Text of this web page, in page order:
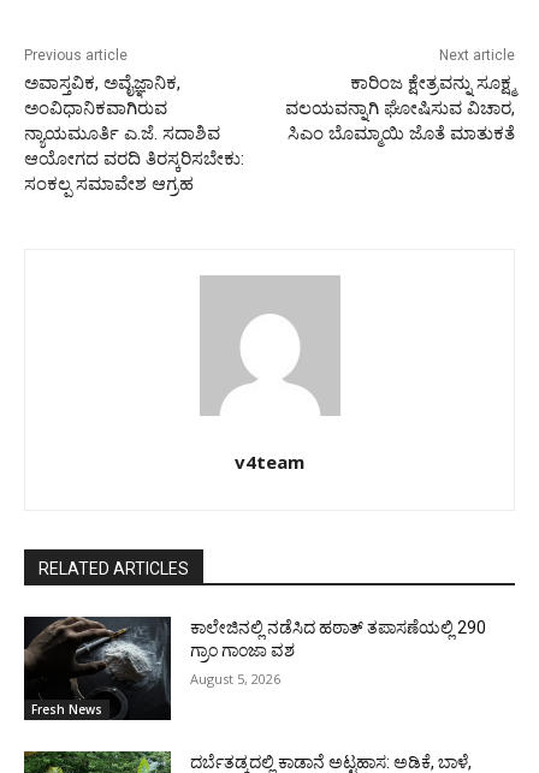
Previous article
ಅವಾಸ್ತವಿಕ, ಅವೈಜ್ಞಾನಿಕ,
ಅಂವಿಧಾನಿಕವಾಗಿರುವ
ನ್ಯಾಯಮೂರ್ತಿ ಎ.ಜೆ. ಸದಾಶಿವ
ಆಯೋಗದ ವರದಿ ತಿರಸ್ಕರಿಸಬೇಕು:
ಸಂಕಲ್ಪ ಸಮಾವೇಶ ಆಗ್ರಹ
Next article
ಕಾರಿಂಜ ಕ್ಷೇತ್ರವನ್ನು ಸೂಕ್ಷ್ಮ
ವಲಯವನ್ನಾಗಿ ಘೋಷಿಸುವ ವಿಚಾರ,
ಸಿಎಂ ಬೊಮ್ಮಾಯಿ ಜೊತೆ ಮಾತುಕತೆ
v4team
RELATED ARTICLES
Fresh News
ಕಾಲೇಜಿನಲ್ಲಿ ನಡೆಸಿದ ಹಠಾತ್ ತಪಾಸಣೆಯಲ್ಲಿ 290
ಗ್ರಾಂ ಗಾಂಜಾ ವಶ
August 5, 2026
ದರ್ಬೆತಡ್ಕದಲ್ಲಿ ಕಾಡಾನೆ ಅಟ್ಟಹಾಸ: ಅಡಿಕೆ, ಬಾಳೆ,